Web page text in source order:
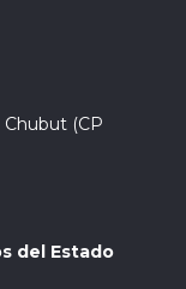
Chubut (CP
del Estado